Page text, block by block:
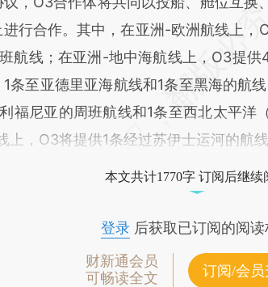
行合作。其中，在亚洲-欧洲航线上，
航线；在亚洲-地中海航线上，O3提
条至亚德里亚海航线和1条至黑海的航
福尼亚的周班航线和1条至西北太平洋
上，O3将提供1条经过苏伊士运河的航
本文共计1770字 订阅后继续
登录后获取已订阅的阅读
财新通会员
可畅读全文
订阅/会员